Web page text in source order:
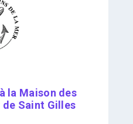
la Maison des
de Saint Gilles